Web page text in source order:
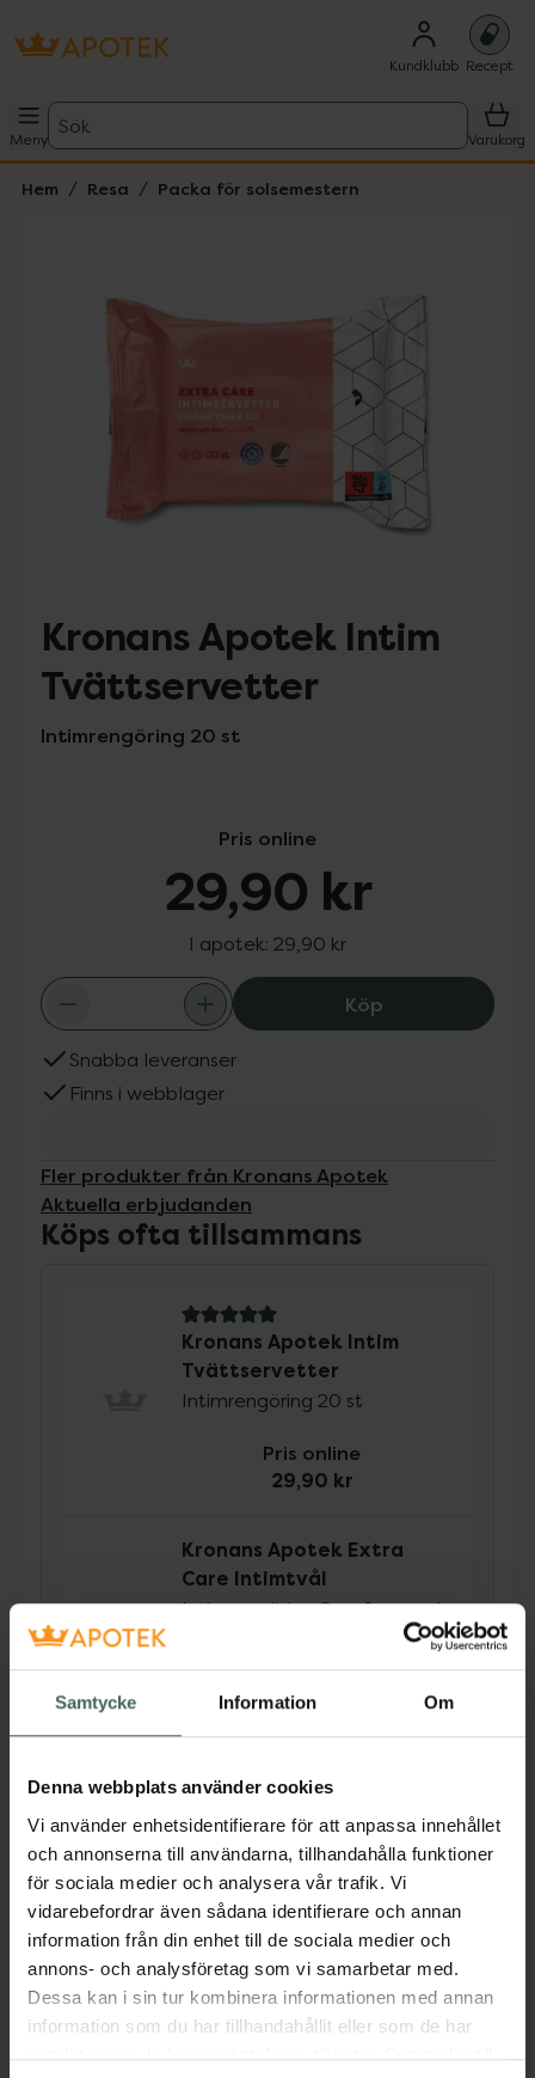
Samtycke Information Om
Denna webbplats använder cookies
Vi använder enhetsidentifierare för att anpassa innehållet
och annonserna till användarna, tillhandahålla funktioner
för sociala medier och analysera vår trafik. Vi
vidarebefordrar även sådana identifierare och annan
information från din enhet till de sociala medier och
annons- och analysföretag som vi samarbetar med.
Dessa kan i sin tur kombinera informationen med annan
information som du har tillhandahållit eller som de har
samlat in när du har använt deras tjänster. Samtycke till
Kundklubb Recept
Meny
Sök
Varukorg
Hem Resa Packa för solsemestern
Kronans Apotek Intim
Tvättservetter
Intimrengöring 20 st
Pris online
29,90 kr
I apotek: 29,90 kr
KöpKronans
Snabba leveranser
Finns i webblager
Fler produkter från Kronans Apotek
Aktuella erbjudanden
Köps ofta tillsammans
5 av 5 i omdöme
Kronans Apotek Intim
Tvättservetter
Intimrengöring 20 st
Pris online
29,90 kr
Kronans Apotek Extra
Care Intimtvål
Intimrengöring Oparfymerad
Pris online
49 kr
Beskrivning Dölj
Våtservett för hygienisk rengöring och vård.
Milt rengörande och återfuktande. Lågt Ph-
värde (4.0-5.0) för att bevara den naturliga
balansen. Anpassad för känslig hud.